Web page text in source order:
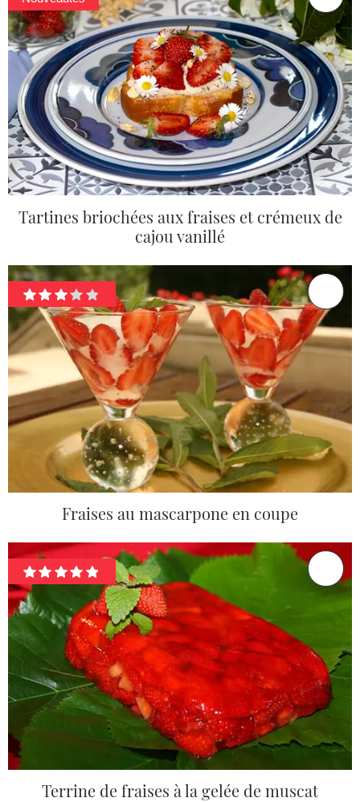
Tartines briochées aux fraises et crémeux de
cajou vanillé
Fraises au mascarpone en coupe
Terrine de fraises à la gelée de muscat